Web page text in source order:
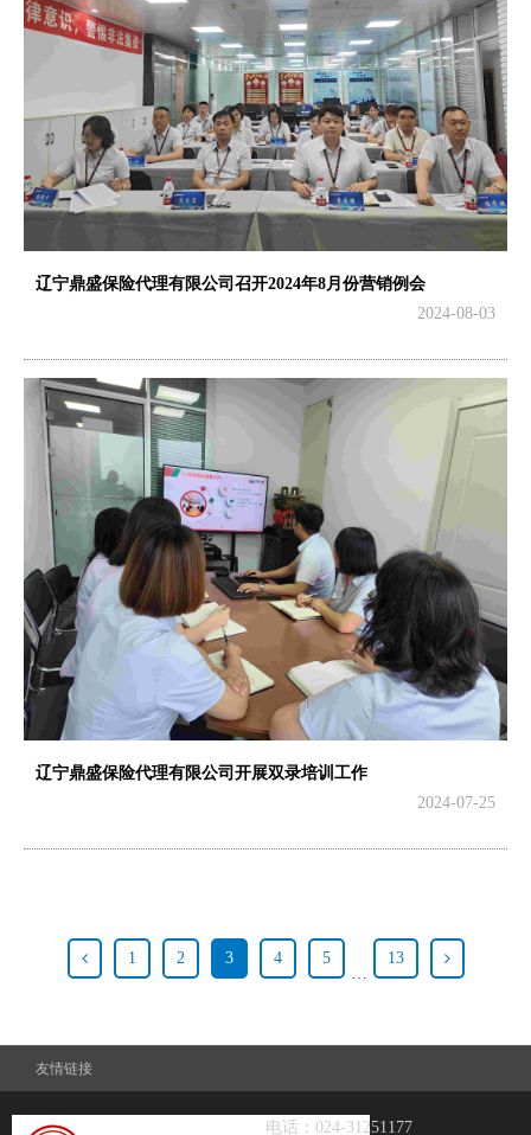
辽宁鼎盛保险代理有限公司召开2024年8月份营销例会
2024-08-03
辽宁鼎盛保险代理有限公司开展双录培训工作
2024-07-25
1 2 3 4
5
…
13
友情链接
电话：024-31251177